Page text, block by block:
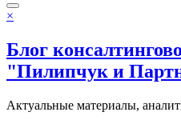
×
Блог
"Пилипчук и
Актуальные материалы,